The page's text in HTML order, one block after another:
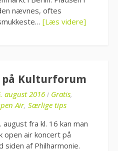
nævnes, oftes
[Læs videre]
på Kulturforum
august 2016 i Gratis,
Air, Særlige tips
fra kl. 16 kan man
open air koncert på
siden af Philharmonie.